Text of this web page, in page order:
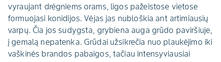
vyraujant drėgniems orams, ligos pažeistose vietose
formuojasi konidijos. Vėjas jas nubloškia ant artimiausių
varpų. Čia jos sudygsta, grybiena auga grūdo paviršiuje,
į gemalą nepatenka. Grūdai užsikrečia nuo plaukėjimo iki
vaškinės brandos pabaigos, tačiau intensyviausiai